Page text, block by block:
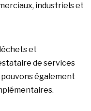
industriels et
et
de services
également